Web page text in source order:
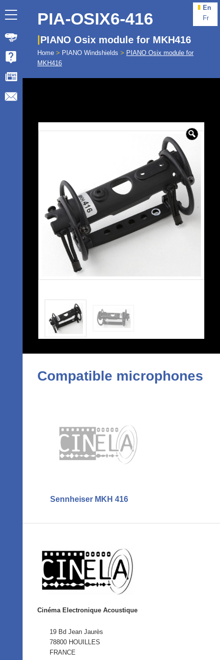
En
Fr
PIA-OSIX6-416
PIANO Osix module for MKH416
Home > PIANO Windshields > PIANO Osix module for
MKH416
Compatible microphones
Sennheiser MKH 416
Cinéma Electronique Acoustique
19 Bd Jean Jaurès
78800 HOUILLES
FRANCE